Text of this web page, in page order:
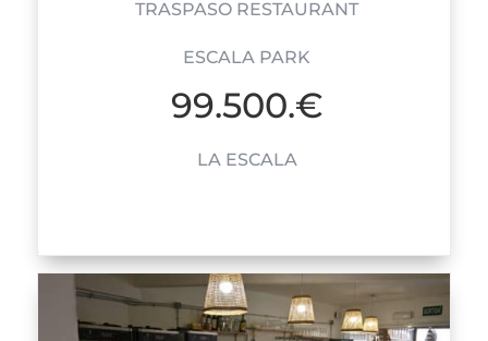
TRASPASO RESTAURANT
ESCALA PARK
99.500.€
LA ESCALA